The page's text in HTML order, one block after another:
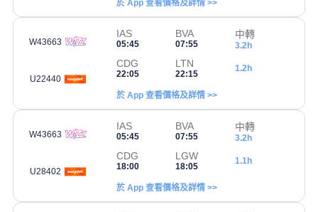
於 App 查看價格及詳情 >>
W43663
IAS
05:45
BVA
07:55
中轉
3.2h
U22440
CDG
22:05
LTN
22:15
1.2h
於 App 查看價格及詳情 >>
W43663
IAS
05:45
BVA
07:55
中轉
3.2h
U28402
CDG
18:00
LGW
18:05
1.1h
於 App 查看價格及詳情 >>